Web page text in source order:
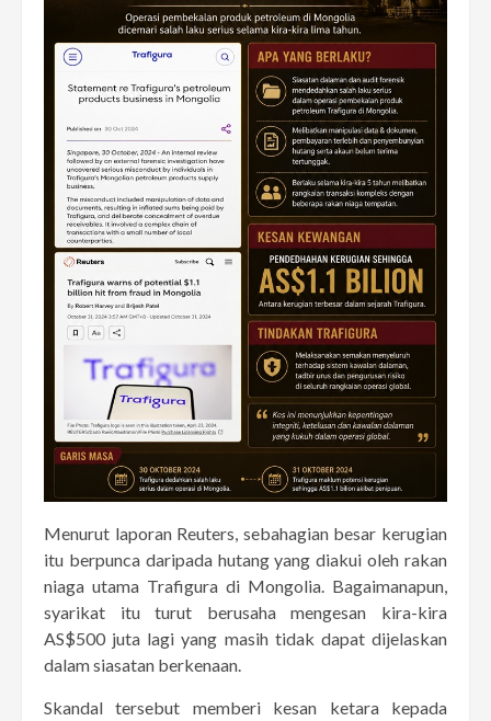
Menurut laporan Reuters, sebahagian besar kerugian
itu berpunca daripada hutang yang diakui oleh rakan
niaga utama Trafigura di Mongolia. Bagaimanapun,
syarikat itu turut berusaha mengesan kira-kira
AS$500 juta lagi yang masih tidak dapat dijelaskan
dalam siasatan berkenaan.
Skandal tersebut memberi kesan ketara kepada